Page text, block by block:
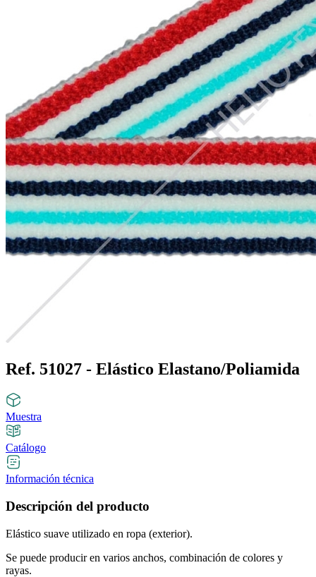
Ref. 51027 - Elástico Elastano/Poliamida
Muestra
Catálogo
Información técnica
Descripción del producto
Elástico suave utilizado en ropa (exterior).
Se puede producir en varios anchos, combinación de colores y
rayas.